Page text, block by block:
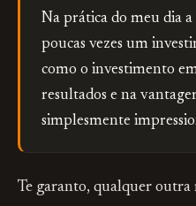
Na prática do meu dia a
poucas vezes um
como o investimento
resultados e na
simplesmente
Te garanto, qualquer outra